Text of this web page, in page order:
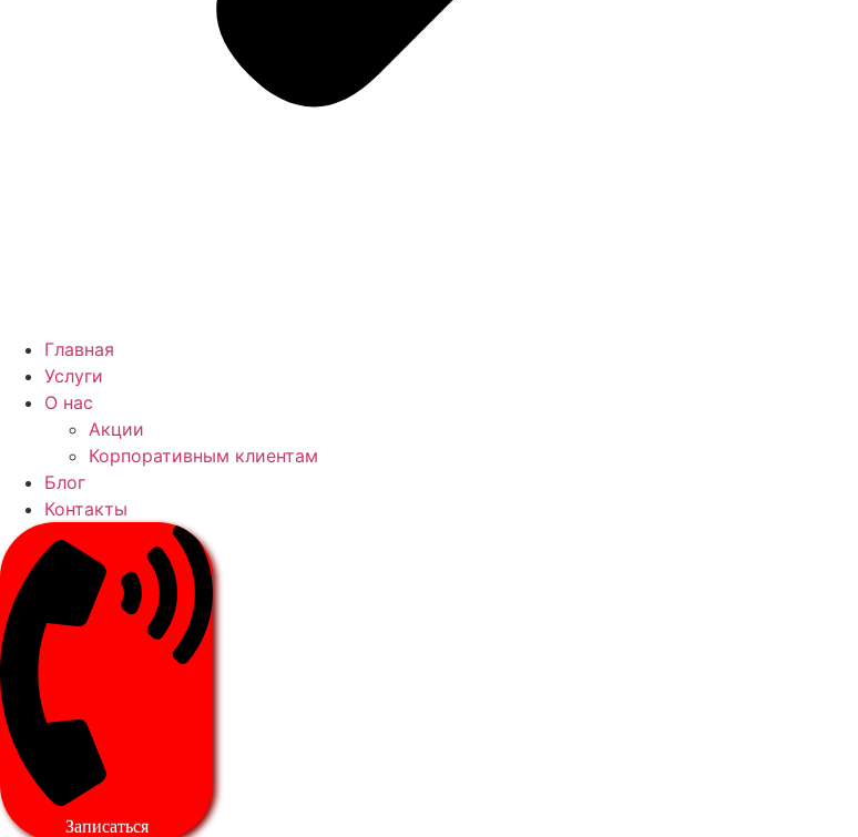
Главная
Услуги
О нас
Акции
Корпоративным клиентам
Блог
Контакты
Записаться